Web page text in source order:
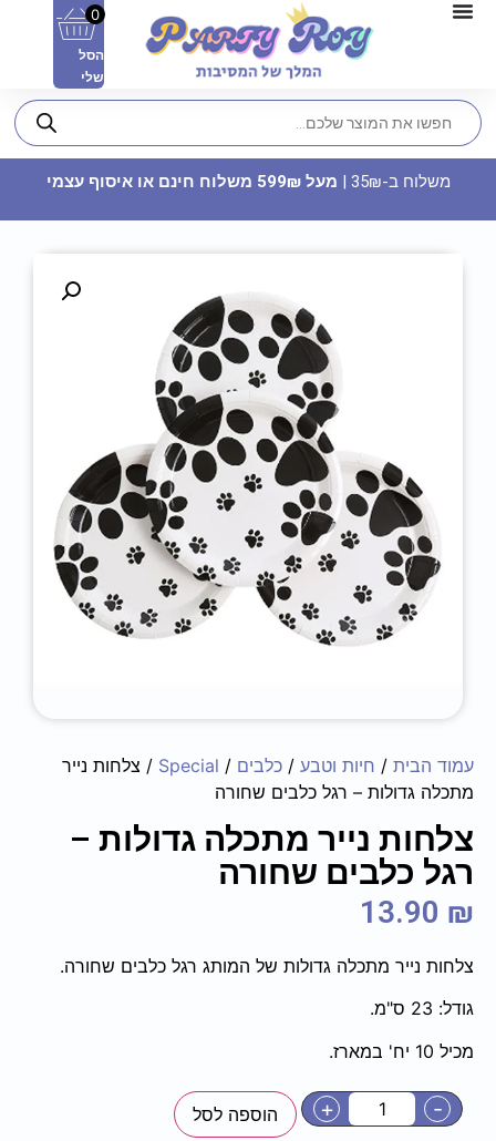
8.90₪
0
הסל
שלי
משלוח ב-35₪ | מעל 599₪ משלוח חינם או איסוף עצמי
עמוד הבית / חיות וטבע / כלבים /
Special / צלחות נייר
מתכלה גדולות – רגל כלבים שחורה
צלחות נייר מתכלה גדולות –
רגל כלבים שחורה
13.90 ₪
צלחות נייר מתכלה גדולות של המותג רגל כלבים שחורה.
גודל: 23 ס"מ.
מכיל 10 יח' במארז.
-
+ הוספה לסל